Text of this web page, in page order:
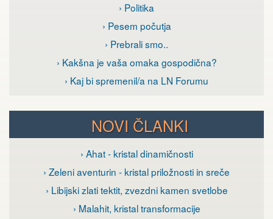
› Politika
› Pesem počutja
› Prebrali smo..
› Kakšna je vaša omaka gospodična?
› Kaj bi spremenil/a na LN Forumu
NOVI ČLANKI
› Ahat - kristal dinamičnosti
› Zeleni aventurin - kristal priložnosti in sreče
› Libijski zlati tektit, zvezdni kamen svetlobe
› Malahit, kristal transformacije